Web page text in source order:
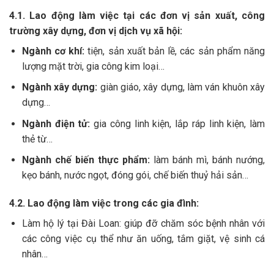
4.1. Lao động làm việc tại các đơn vị sản xuất, công
trường xây dựng, đơn vị dịch vụ xã hội:
Ngành cơ khí: tiện, sản xuất bản lề, các sản phẩm năng
lượng mặt trời, gia công kim loại…
Ngành xây dựng: giàn giáo, xây dựng, làm ván khuôn xây
dựng…
Ngành điện tử: gia công linh kiện, lắp ráp linh kiện, làm
thẻ từ…
Ngành chế biến thực phẩm:làm bánh mì, bánh nướng,
kẹo bánh, nước ngọt, đóng gói, chế biến thuỷ hải sản…
4.2. Lao động làm việc trong các gia đình:
Làm hộ lý tại Đài Loan: giúp đỡ chăm sóc bệnh nhân với
các công việc cụ thể như ăn uống, tắm giặt, vệ sinh cá
nhân…